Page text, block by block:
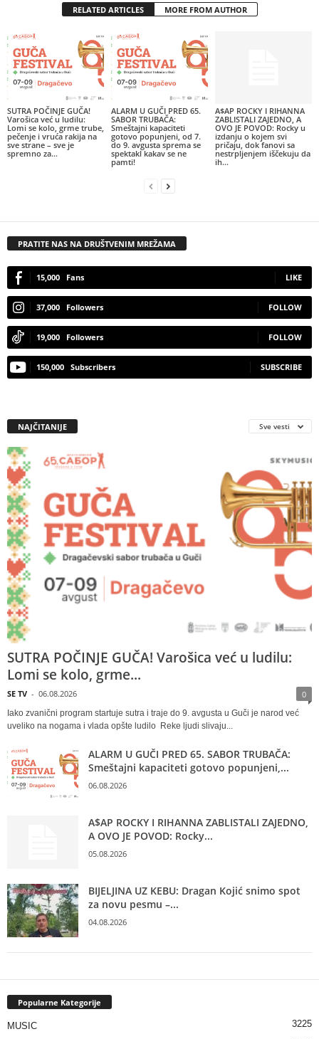
RELATED ARTICLES MORE FROM AUTHOR
SUTRA POČINJE GUČA!
Varošica već u ludilu:
Lomi se kolo, grme trube,
pečenje i vruća rakija na
sve strane – sve je
spremno za...
ALARM U GUČI PRED 65.
SABOR TRUBAČA:
Smeštajni kapaciteti
gotovo popunjeni, od 7.
do 9. avgusta sprema se
spektakl kakav se ne
pamti!
A$AP ROCKY I RIHANNA
ZABLISTALI ZAJEDNO, A
OVO JE POVOD: Rocky u
izdanju o kojem svi
pričaju, dok fanovi sa
nestrpljenjem iščekuju da
ih...
PRATITE NAS NA DRUŠTVENIM MREŽAMA
15,000 Fans LIKE
37,000 Followers FOLLOW
19,000 Followers FOLLOW
150,000 Subscribers SUBSCRIBE
NAJČITANIJE Sve vesti
SUTRA POČINJE GUČA! Varošica već u ludilu:
Lomi se kolo, grme...
SE TV - 06.08.2026 0
Iako zvanični program startuje sutra i traje do 9. avgusta u Guči je narod već
uveliko na nogama i vlada opšte ludilo Reke ljudi slivaju...
ALARM U GUČI PRED 65. SABOR TRUBAČA:
Smeštajni kapaciteti gotovo popunjeni,...
06.08.2026
A$AP ROCKY I RIHANNA ZABLISTALI ZAJEDNO,
A OVO JE POVOD: Rocky...
05.08.2026
BIJELJINA UZ KEBU: Dragan Kojić snimo spot
za novu pesmu –...
04.08.2026
Popularne Kategorije
MUSIC 3225